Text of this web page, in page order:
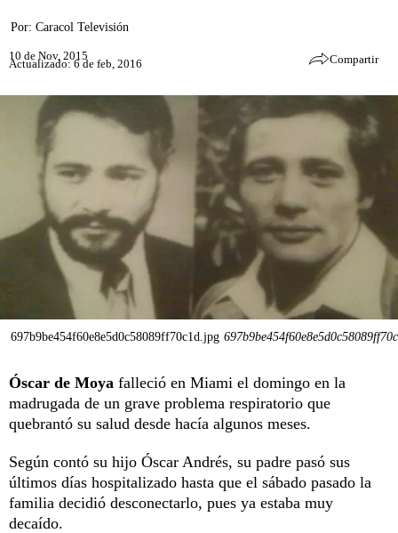
Por: Caracol Televisión
10 de Nov, 2015
Actualizado: 6 de feb, 2016 Compartir
697b9be454f60e8e5d0c58089ff70c1d.jpg
Óscar de Moya falleció en Miami el domingo en la
madrugada de un grave problema respiratorio que
quebrantó su salud desde hacía algunos meses.
Según contó su hijo Óscar Andrés, su padre pasó sus
últimos días hospitalizado hasta que el sábado pasado la
familia decidió desconectarlo, pues ya estaba muy
decaído.